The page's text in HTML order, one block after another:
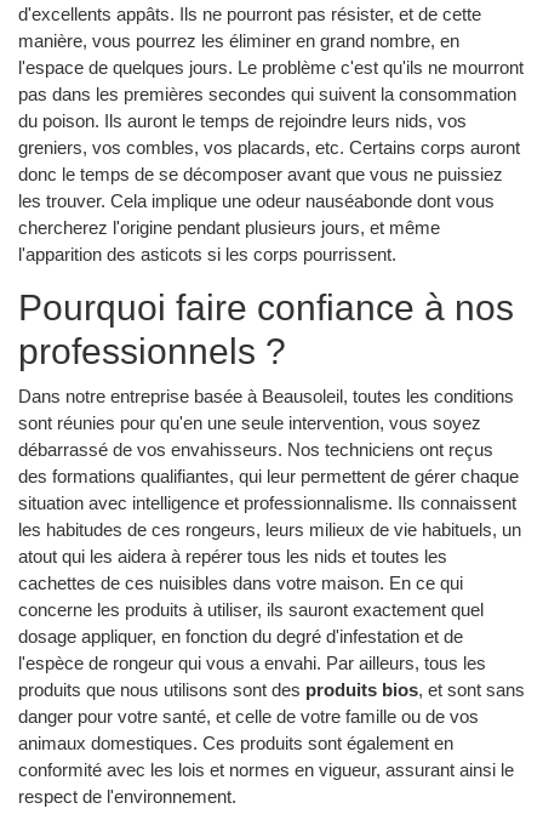
d'excellents appâts. Ils ne pourront pas résister, et de cette
manière, vous pourrez les éliminer en grand nombre, en
l'espace de quelques jours. Le problème c'est qu'ils ne mourront
pas dans les premières secondes qui suivent la consommation
du poison. Ils auront le temps de rejoindre leurs nids, vos
greniers, vos combles, vos placards, etc. Certains corps auront
donc le temps de se décomposer avant que vous ne puissiez
les trouver. Cela implique une odeur nauséabonde dont vous
chercherez l'origine pendant plusieurs jours, et même
l'apparition des asticots si les corps pourrissent.
Pourquoi faire confiance à nos
professionnels ?
Dans notre entreprise basée à Beausoleil, toutes les conditions
sont réunies pour qu'en une seule intervention, vous soyez
débarrassé de vos envahisseurs. Nos techniciens ont reçus
des formations qualifiantes, qui leur permettent de gérer chaque
situation avec intelligence et professionnalisme. Ils connaissent
les habitudes de ces rongeurs, leurs milieux de vie habituels, un
atout qui les aidera à repérer tous les nids et toutes les
cachettes de ces nuisibles dans votre maison. En ce qui
concerne les produits à utiliser, ils sauront exactement quel
dosage appliquer, en fonction du degré d'infestation et de
l'espèce de rongeur qui vous a envahi. Par ailleurs, tous les
produits que nous utilisons sont des produits bios, et sont sans
danger pour votre santé, et celle de votre famille ou de vos
animaux domestiques. Ces produits sont également en
conformité avec les lois et normes en vigueur, assurant ainsi le
respect de l'environnement.